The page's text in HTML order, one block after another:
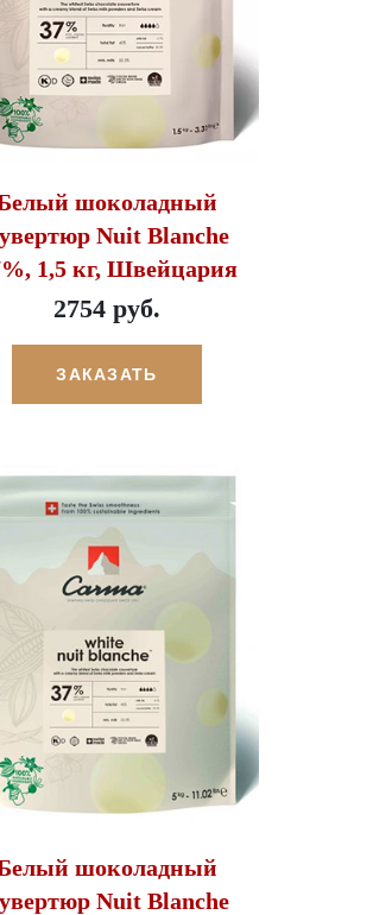
шоколадный
Nuit Blanche
1,5 кг, Швейцария
2754 руб.
ЗАКАЗАТЬ
шоколадный
Nuit Blanche